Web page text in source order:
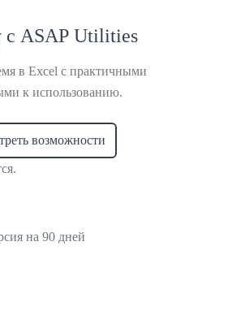
с ASAP Utilities
в Excel с практичными
к использованию.
возможности
на 90 дней